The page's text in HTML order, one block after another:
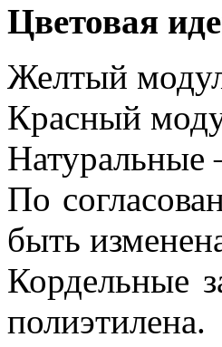
Цветовая
Желтый
Красный
Натуральные
По
быть
Кордельные
полиэтилена.